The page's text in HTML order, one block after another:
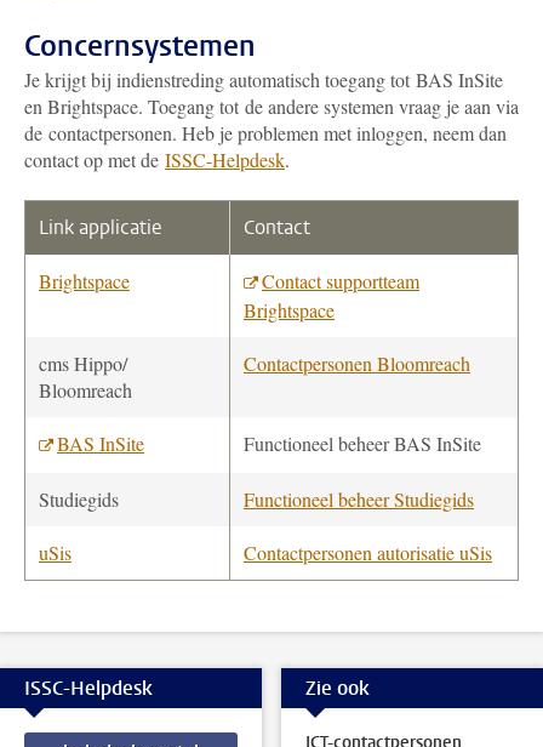
Concernsystemen
Je krijgt bij indienstreding automatisch toegang tot BAS InSite
en Brightspace. Toegang tot de andere systemen vraag je aan via
de contactpersonen. Heb je problemen met inloggen, neem dan
contact op met de ISSC-Helpdesk.
Link applicatie Contact
Brightspace
Contact supportteam
Brightspace
cms Hippo/
Bloomreach
Contactpersonen Bloomreach
BAS InSite Functioneel beheer BAS InSite
Studiegids Functioneel beheer Studiegids
uSis Contactpersonen autorisatie uSis
ISSC-Helpdesk Zie ook